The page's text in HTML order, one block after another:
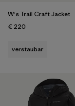
W's Trail Craft Jacket
€ 220
verstaubar